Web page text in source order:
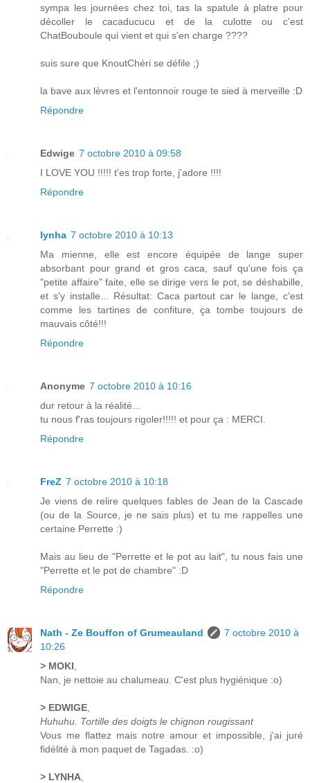
sympa les journées chez toi, tas la spatule à platre pour
décoller le cacaducucu et de la culotte ou c'est
ChatBouboule qui vient et qui s'en charge ????
suis sure que KnoutChéri se défile ;)
la bave aux lèvres et l'entonnoir rouge te sied à merveille :D
Répondre
Edwige 7 octobre 2010 à 09:58
I LOVE YOU !!!!! t'es trop forte, j'adore !!!!
Répondre
lynha 7 octobre 2010 à 10:13
Ma mienne, elle est encore équipée de lange super
absorbant pour grand et gros caca, sauf qu'une fois ça
"petite affaire" faite, elle se dirige vers le pot, se déshabille,
et s'y installe... Résultat: Caca partout car le lange, c'est
comme les tartines de confiture, ça tombe toujours de
mauvais côté!!!
Répondre
Anonyme 7 octobre 2010 à 10:16
dur retour à la réalité...
tu nous f'ras toujours rigoler!!!!! et pour ça : MERCI.
Répondre
FreZ 7 octobre 2010 à 10:18
Je viens de relire quelques fables de Jean de la Cascade
(ou de la Source, je ne sais plus) et tu me rappelles une
certaine Perrette :)
Mais au lieu de "Perrette et le pot au lait", tu nous fais une
"Perrette et le pot de chambre" :D
Répondre
Nath - Ze Bouffon of Grumeauland
7 octobre 2010 à
10:26
> MOKI
Nan, je nettoie au chalumeau. C'est plus hygiénique :o)
> EDWIGE
Huhuhu. Tortille des doigts le chignon rougissant
Vous me flattez mais notre amour et impossible, j'ai juré
fidélité à mon paquet de Tagadas. :o)
> LYNHA